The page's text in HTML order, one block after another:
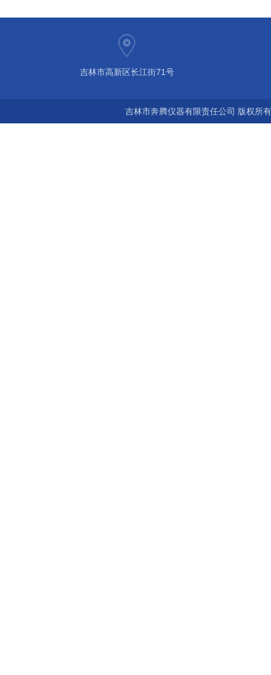
吉林市高新区长江街71号
吉林市奔腾仪器有限责任公司 版权所